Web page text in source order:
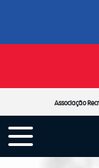
Associação